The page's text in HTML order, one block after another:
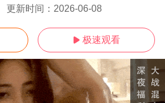
更新时间： 2026-06-08
 极速观看